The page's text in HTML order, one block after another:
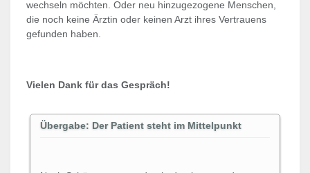
wechseln möchten. Oder neu hinzugezogene Menschen,
die noch keine Ärztin oder keinen Arzt ihres Vertrauens
gefunden haben.
Vielen Dank für das Gespräch!
Übergabe: Der Patient steht im Mittelpunkt